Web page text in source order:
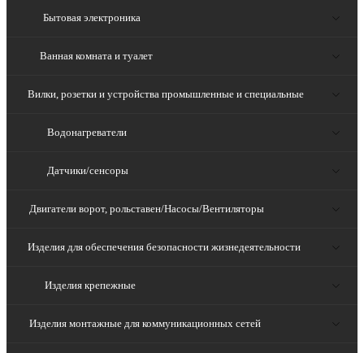
Бытовая электроника
Ванная комната и туалет
Вилки, розетки и устройства промышленные и специальные
Водонагреватели
Датчики/сенсоры
Двигатели ворот, рольставен/Насосы/Вентиляторы
Изделия для обеспечения безопасности жизнедеятельности
Изделия крепежные
Изделия монтажные для коммуникационных сетей